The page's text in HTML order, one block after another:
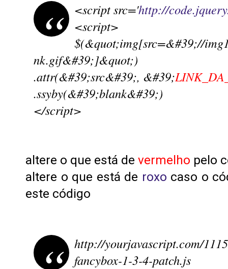
<script src='http://
<script>
$(&quot;img[src=&#39;//
nk.gif&#39;]&quot;)
.attr(&#39;src&#39;, &#39;
.ssyby(&#39;blank&#39;)
</script>
altere o que está de vermelho pelo
altere o que está de roxo caso o
este código
http://yourjavascript.com/
fancybox-1-3-4-patch.js